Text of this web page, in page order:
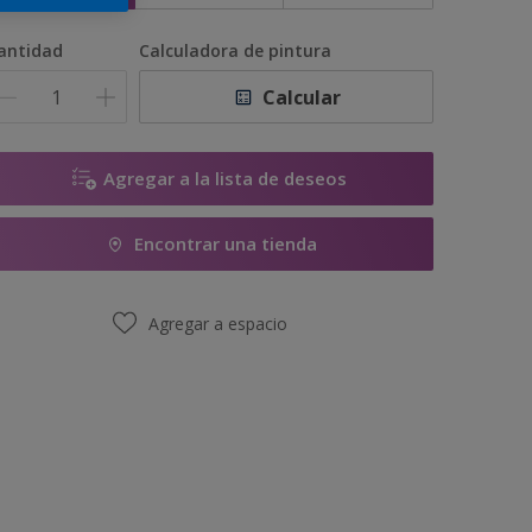
Calculadora de pintura
Calcular
Agregar a la lista de deseos
Encontrar una tienda
Agregar a espacio